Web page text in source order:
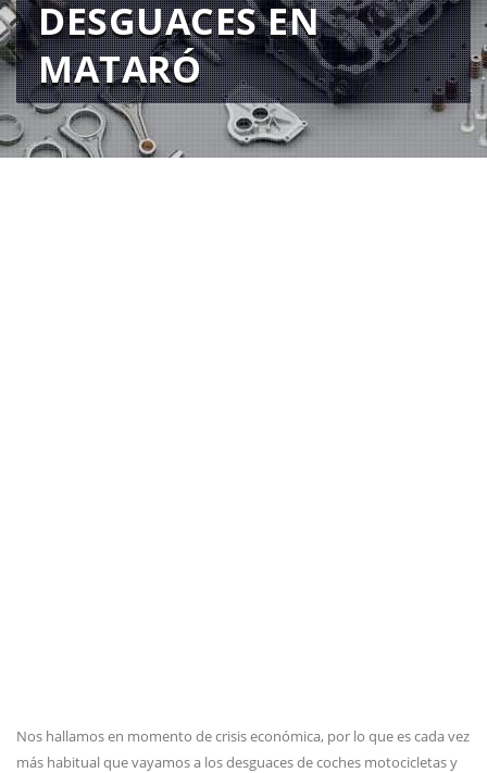
DESGUACES EN
MATARÓ
Nos hallamos en momento de crisis económica, por lo que es cada vez
más habitual que vayamos a los desguaces de coches motocicletas y